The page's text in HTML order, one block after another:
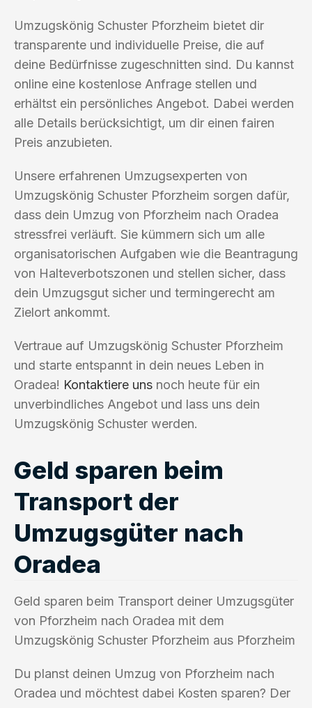
Umzugskönig Schuster Pforzheim bietet dir
transparente und individuelle Preise, die auf
deine Bedürfnisse zugeschnitten sind. Du kannst
online eine kostenlose Anfrage stellen und
erhältst ein persönliches Angebot. Dabei werden
alle Details berücksichtigt, um dir einen fairen
Preis anzubieten.
Unsere erfahrenen Umzugsexperten von
Umzugskönig Schuster Pforzheim sorgen dafür,
dass dein Umzug von Pforzheim nach Oradea
stressfrei verläuft. Sie kümmern sich um alle
organisatorischen Aufgaben wie die Beantragung
von Halteverbotszonen und stellen sicher, dass
dein Umzugsgut sicher und termingerecht am
Zielort ankommt.
Vertraue auf Umzugskönig Schuster Pforzheim
und starte entspannt in dein neues Leben in
Oradea! Kontaktiere uns noch heute für ein
unverbindliches Angebot und lass uns dein
Umzugskönig Schuster werden.
Geld sparen beim
Transport der
Umzugsgüter nach
Oradea
Geld sparen beim Transport deiner Umzugsgüter
von Pforzheim nach Oradea mit dem
Umzugskönig Schuster Pforzheim aus Pforzheim
Du planst deinen Umzug von Pforzheim nach
Oradea und möchtest dabei Kosten sparen? Der